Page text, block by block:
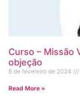
Curso – Missão
objeção
8 de fevereiro de 2024
Read More »